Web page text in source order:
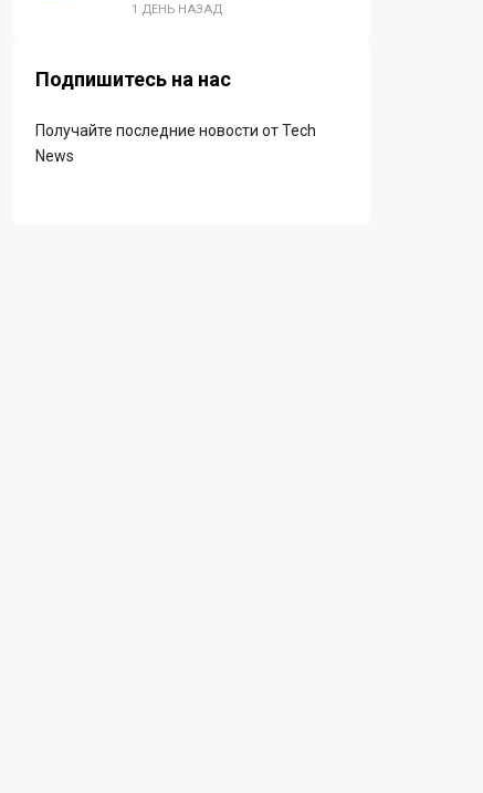
1 ДЕНЬ НАЗАД
Подпишитесь на нас
Получайте последние новости от Tech
News